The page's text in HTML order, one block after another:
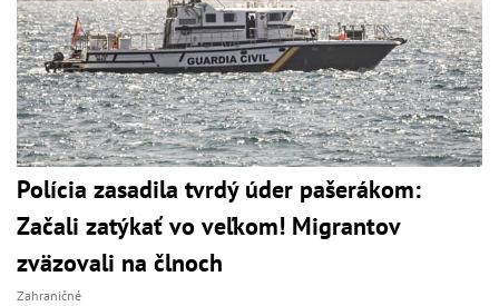
Polícia zasadila tvrdý úder pašerákom:
Začali zatýkať vo veľkom! Migrantov
zväzovali na člnoch
Zahraničné